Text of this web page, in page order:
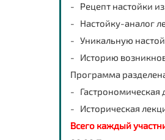
- Рецепт настойки
- Настойку-аналог
- Уникальную
- Историю
Программа
- Гастрономическая
- Историческая
Всего каждый